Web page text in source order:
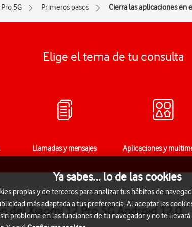
5G Primeros pasos Cierra las aplicaciones en
Elige el tema de tu consulta
Llamadas y mensajes Aplicaciones y
del Xiaomi 12 Pro 5G Android 12.0
Ya sabes... lo de las cookies
propias y de terceros para analizar tus hábitos de
más adaptada a tus preferencia. Al aceptar las
problema en las funciones de tu navegador y no te